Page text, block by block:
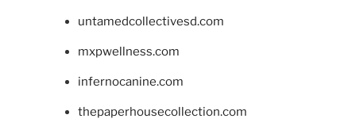
untamedcollectivesd.com
mxpwellness.com
infernocanine.com
thepaperhousecollection.com